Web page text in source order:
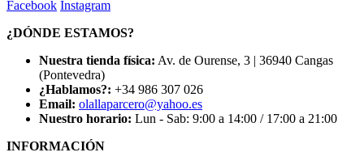
Facebook Instagram
¿DÓNDE ESTAMOS?
Nuestra tienda física: Av. de Ourense, 3 | 36940 Cangas
(Pontevedra)
¿Hablamos?: +34 986 307 026
Email: olallaparcero@yahoo.es
Nuestro horario: Lun - Sab: 9:00 a 14:00 / 17:00 a 21:00
INFORMACIÓN